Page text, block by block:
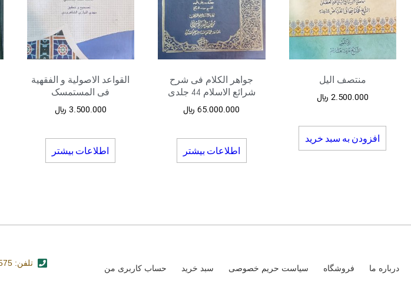
منتصف الیل
2.500.000 ﷼
افزودن به سبد خرید
جواهر الکلام فی شرح
شرائع الاسلام 44 جلدی
65.000.000 ﷼
اطلاعات بیشتر
القواعد الاصولیة و الفقهیة
فی المستمسک
3.500.000 ﷼
اطلاعات بیشتر
درباره ما فروشگاه سیاست حریم خصوصی سبد خرید حساب کاربری من
تلفن: 02537842575